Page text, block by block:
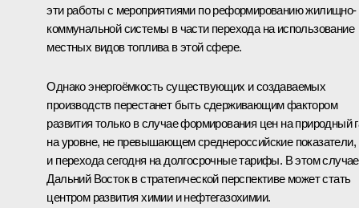
эти работы с мероприятиями по реформированию жилищно-
коммунальной системы в части перехода на использование
местных видов топлива в этой сфере.
Однако энергоёмкость существующих и создаваемых
производств перестанет быть сдерживающим фактором
развития только в случае формирования цен на природный
на уровне, не превышающем среднероссийские показатели,
и перехода сегодня на долгосрочные тарифы. В этом случае
Дальний Восток в стратегической перспективе может стать
центром развития химии и нефтегазохимии.